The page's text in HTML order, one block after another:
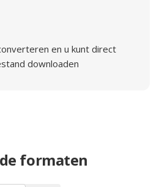
en u kunt direct
downloaden
formaten